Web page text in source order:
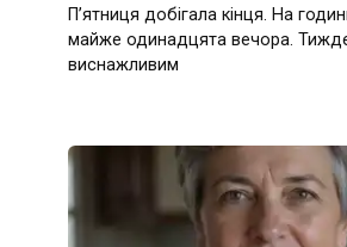
П’ятниця добігала кінця. На
майже одинадцята вечора.
виснажливим